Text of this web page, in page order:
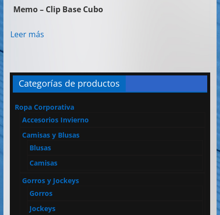
Memo – Clip Base Cubo
Leer más
Categorías de productos
Ropa Corporativa
Accesorios Invierno
Camisas y Blusas
Blusas
Camisas
Gorros y Jockeys
Gorros
Jockeys